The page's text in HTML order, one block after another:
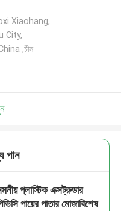
Xiaohang,
City,
,চীন
পান
প্লাস্টিক এক্সট্রুডার
পায়ের পাতার মোজাবিশেষ